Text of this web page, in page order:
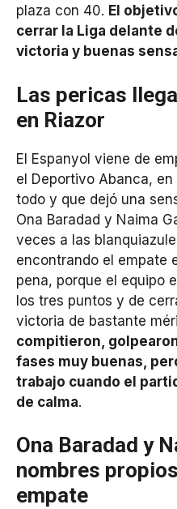
plaza con 40. El
cerrar la Liga delante
victoria y buenas
Las pericas
en Riazor
El Espanyol viene de
el Deportivo Abanca,
todo y que dejó una
Ona Baradad y Naima
veces a las
encontrando el empate
pena, porque el equipo
los tres puntos y de
victoria de bastante
compitieron,
fases muy buenas,
trabajo cuando el
de calma.
Ona Baradad y
nombres
empate